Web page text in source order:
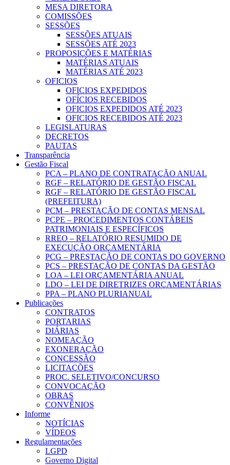
MESA DIRETORA
COMISSÕES
SESSÕES
SESSÕES ATUAIS
SESSÕES ATÉ 2023
PROPOSIÇÕES E MATÉRIAS
MATÉRIAS ATUAIS
MATÉRIAS ATÉ 2023
OFICIOS
OFICIOS EXPEDIDOS
OFÍCIOS RECEBIDOS
OFICIOS EXPEDIDOS ATÉ 2023
OFICIOS RECEBIDOS ATÉ 2023
LEGISLATURAS
DECRETOS
PAUTAS
Transparência
Gestão Fiscal
PCA – PLANO DE CONTRATAÇÃO ANUAL
RGF – RELATÓRIO DE GESTÃO FISCAL
RGF – RELATÓRIO DE GESTÃO FISCAL
(PREFEITURA)
PCM – PRESTAÇÃO DE CONTAS MENSAL
PCPE – PROCEDIMENTOS CONTÁBEIS
PATRIMONIAIS E ESPECÍFICOS
RREO – RELATÓRIO RESUMIDO DE
EXECUÇÃO ORÇAMENTÁRIA
PCG – PRESTAÇÃO DE CONTAS DO GOVERNO
PCS – PRESTAÇÃO DE CONTAS DA GESTÃO
LOA – LEI ORÇAMENTÁRIA ANUAL
LDO – LEI DE DIRETRIZES ORÇAMENTÁRIAS
PPA – PLANO PLURIANUAL
Publicações
CONTRATOS
PORTARIAS
DIÁRIAS
NOMEAÇÃO
EXONERAÇÃO
CONCESSÃO
LICITAÇÕES
PROC. SELETIVO/CONCURSO
CONVOCAÇÃO
OBRAS
CONVÊNIOS
Informe
NOTÍCIAS
VÍDEOS
Regulamentações
LGPD
Governo Digital